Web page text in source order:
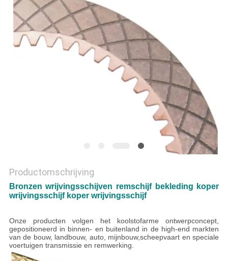
Productomschrijving
Bronzen wrijvingsschijven remschijf bekleding koper
wrijvingsschijf koper wrijvingsschijf
Onze producten volgen het koolstofarme ontwerpconcept,
gepositioneerd in binnen- en buitenland in de high-end markten
van de bouw, landbouw, auto, mijnbouw,scheepvaart en speciale
voertuigen transmissie en remwerking.